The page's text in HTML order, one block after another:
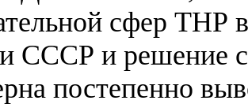
сфер ТНР
СССР и решение
постепенно